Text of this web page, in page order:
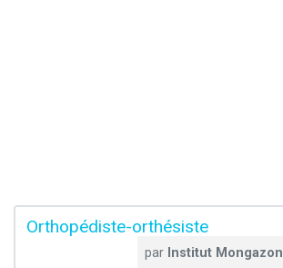
Orthopédiste-orthésiste
par Institut Mongazon